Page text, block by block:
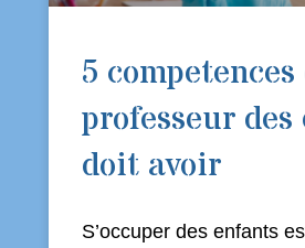
5 competences
professeur des
doit avoir
S’occuper des enfants